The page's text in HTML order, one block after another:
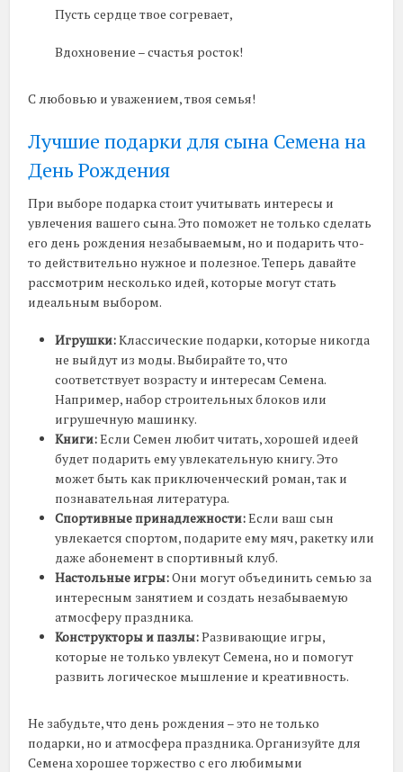
Пусть сердце твое согревает,
Вдохновение – счастья росток!
С любовью и уважением, твоя семья!
Лучшие подарки для сына Семена на
День Рождения
При выборе подарка стоит учитывать интересы и
увлечения вашего сына. Это поможет не только сделать
его день рождения незабываемым, но и подарить что-
то действительно нужное и полезное. Теперь давайте
рассмотрим несколько идей, которые могут стать
идеальным выбором.
Игрушки:Классические подарки, которые никогда
не выйдут из моды. Выбирайте то, что
соответствует возрасту и интересам Семена.
Например, набор строительных блоков или
игрушечную машинку.
Книги:Если Семен любит читать, хорошей идеей
будет подарить ему увлекательную книгу. Это
может быть как приключенческий роман, так и
познавательная литература.
Спортивные принадлежности:Если ваш сын
увлекается спортом, подарите ему мяч, ракетку или
даже абонемент в спортивный клуб.
Настольные игры:Они могут объединить семью за
интересным занятием и создать незабываемую
атмосферу праздника.
Конструкторы и пазлы:Развивающие игры,
которые не только увлекут Семена, но и помогут
развить логическое мышление и креативность.
Не забудьте, что день рождения – это не только
подарки, но и атмосфера праздника. Организуйте для
Семена хорошее торжество с его любимыми